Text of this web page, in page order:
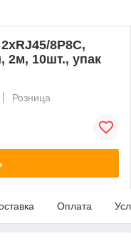
8P8C,
2м, 10шт., упак
Розница
Оплата